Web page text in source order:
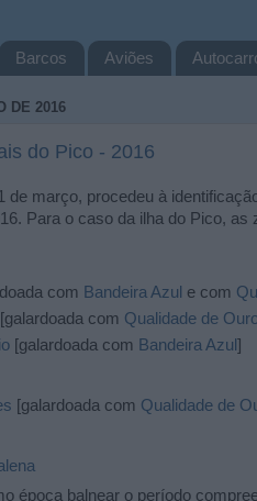
Barcos Aviões
DE 2016
do Pico - 2016
de março, procedeu à
Para o caso da ilha do Pico, as
com Bandeira Azul e com
[galardoada com Qualidade de
[galardoada com Bandeira Azul]
[galardoada com Qualidade de
época balnear o período